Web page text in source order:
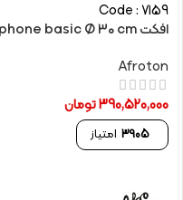
Code : 7159
افکت Aquaphone basic Ø 30 cm
Afroton
390,520,000تومان
3905 امتیاز